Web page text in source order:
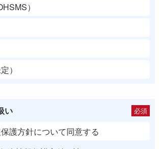
）
）
い 必須
護方針について同意する